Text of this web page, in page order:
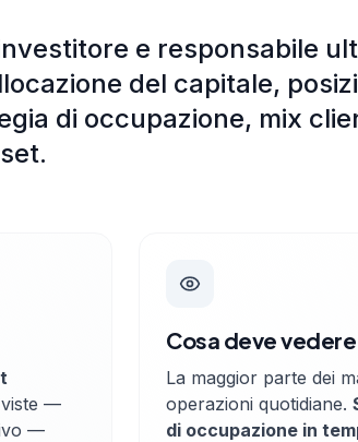
e responsabile
del capitale,
di occupazione, mix
viste —
—
Cosa deve
La maggior parte dei
operazioni quotidiane.
di occupazione in